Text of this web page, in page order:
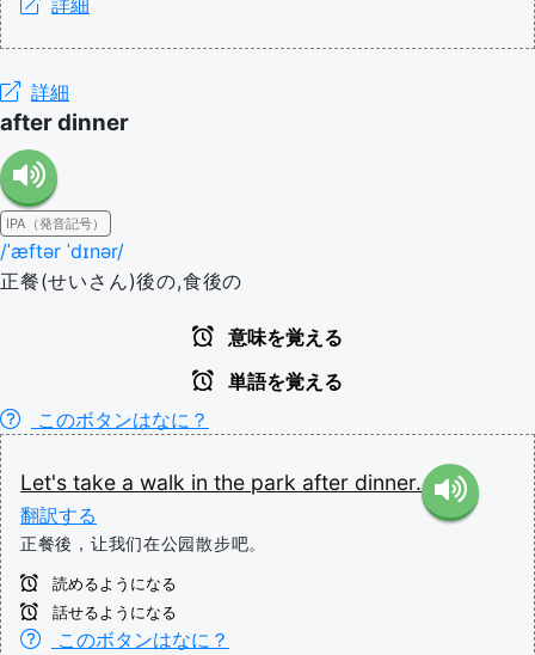
詳細
詳細
after dinner
IPA（発音記号）
/ˈæftər ˈdɪnər/
正餐(せいさん)後の,食後の
意味を覚える
単語を覚える
このボタンはなに？
Let's take a walk in the park after dinner.
翻訳する
正餐後，让我们在公园散步吧。
読めるようになる
話せるようになる
このボタンはなに？